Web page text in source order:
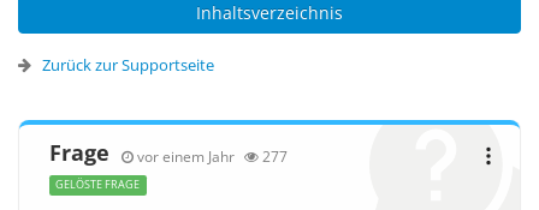
Inhaltsverzeichnis
Zurück zur Supportseite
Frage vor einem Jahr 277
GELÖSTE FRAGE